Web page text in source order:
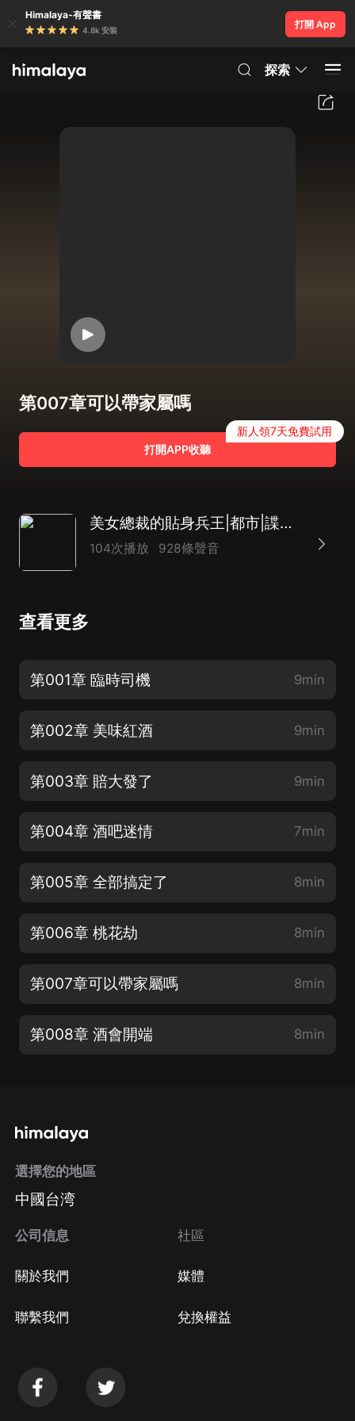
Himalaya-有聲書
4.8k 安裝
打開 App
探索
第007章可以帶家屬嗎
打開APP收聽
新人領7天免費試用
美女總裁的貼身兵王|都市|諜戰特工|AI多播
104次播放 928條聲音
查看更多
第001章 臨時司機 9min
第002章 美味紅酒 9min
第003章 賠大發了 9min
第004章 酒吧迷情 7min
第005章 全部搞定了 8min
第006章 桃花劫 8min
第007章可以帶家屬嗎 8min
第008章 酒會開端 8min
選擇您的地區
中國台湾
公司信息
關於我們
聯繫我們
社區
媒體
兌換權益